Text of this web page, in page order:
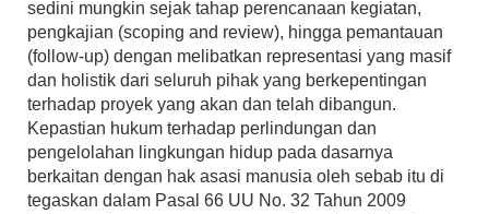
sedini mungkin sejak tahap perencanaan kegiatan,
pengkajian (scoping and review), hingga pemantauan
(follow-up) dengan melibatkan representasi yang masif
dan holistik dari seluruh pihak yang berkepentingan
terhadap proyek yang akan dan telah dibangun.
Kepastian hukum terhadap perlindungan dan
pengelolahan lingkungan hidup pada dasarnya
berkaitan dengan hak asasi manusia oleh sebab itu di
tegaskan dalam Pasal 66 UU No. 32 Tahun 2009